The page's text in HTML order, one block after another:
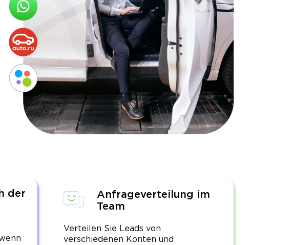
der
Anfrageverteilung im
Team
Verteilen Sie Leads von
verschiedenen Konten und